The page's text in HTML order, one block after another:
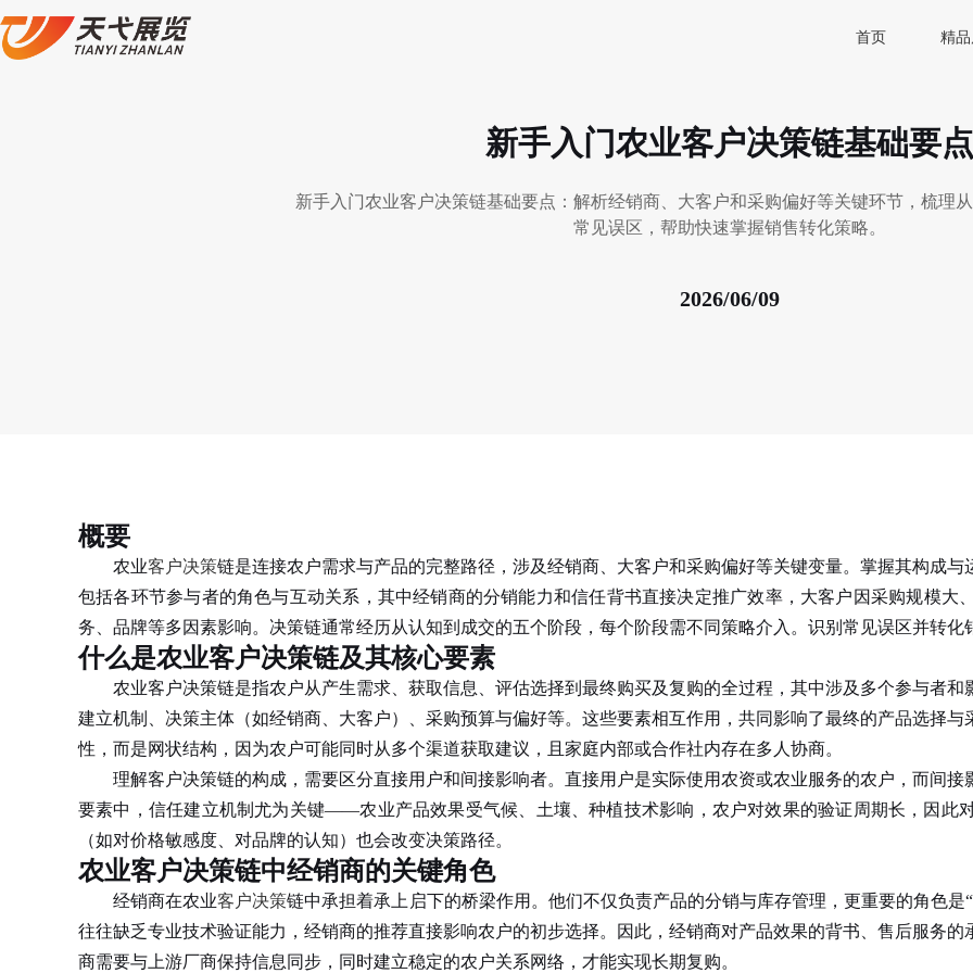
首页 精
新手入门农业客户决策链基础要点
新手入门农业客户决策链基础要点：解析经销商、大客户和采购偏好等关键环节，梳理
常见误区，帮助快速掌握销售转化策略。
2026/06/09
概要
农业客户决策链是连接农户需求与产品的完整路径，涉及经销商、大客户和采购偏好等关键变量。掌握其构成
包括各环节参与者的角色与互动关系，其中经销商的分销能力和信任背书直接决定推广效率，大客户因采购规模大
务、品牌等多因素影响。决策链通常经历从认知到成交的五个阶段，每个阶段需不同策略介入。识别常见误区并转
什么是农业客户决策链及其核心要素
农业客户决策链是指农户从产生需求、获取信息、评估选择到最终购买及复购的全过程，其中涉及多个参与者和
建立机制、决策主体（如经销商、大客户）、采购预算与偏好等。这些要素相互作用，共同影响了最终的产品选择
性，而是网状结构，因为农户可能同时从多个渠道获取建议，且家庭内部或合作社内存在多人协商。
理解客户决策链的构成，需要区分直接用户和间接影响者。直接用户是实际使用农资或农业服务的农户，而间接
要素中，信任建立机制尤为关键——农业产品效果受气候、土壤、种植技术影响，农户对效果的验证周期长，因此
（如对价格敏感度、对品牌的认知）也会改变决策路径。
农业客户决策链中经销商的关键角色
经销商在农业客户决策链中承担着承上启下的桥梁作用。他们不仅负责产品的分销与库存管理，更重要的角色
往往缺乏专业技术验证能力，经销商的推荐直接影响农户的初步选择。因此，经销商对产品效果的背书、售后服务
商需要与上游厂商保持信息同步，同时建立稳定的农户关系网络，才能实现长期复购。